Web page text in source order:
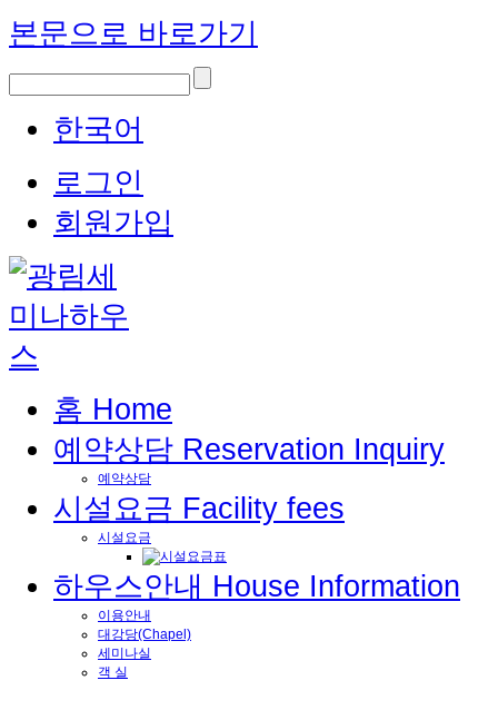
본문으로 바로가기
한국어
로그인
회원가입
홈 Home
예약상담 Reservation Inquiry
예약상담
시설요금 Facility fees
시설요금
하우스안내 House Information
이용안내
대강당(Chapel)
세미나실
객 실